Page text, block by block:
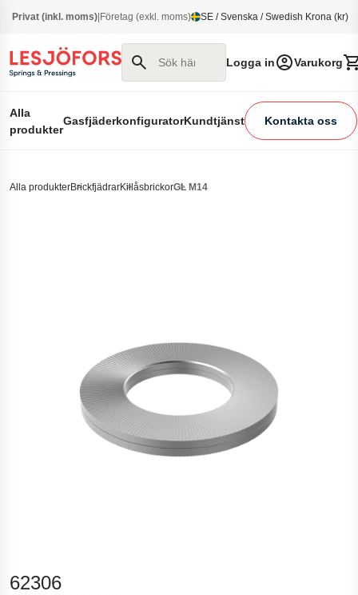
Privat (inkl. moms) Företag (exkl. moms) SE / Svenska / Swedish Krona (kr)
Sök här
Logga in Varukorg
Alla
produkter
GasfjäderkonfiguratorKundtjänst Kontakta oss
Alla produkterBrickfjädrarKillåsbrickorGL M14
62306